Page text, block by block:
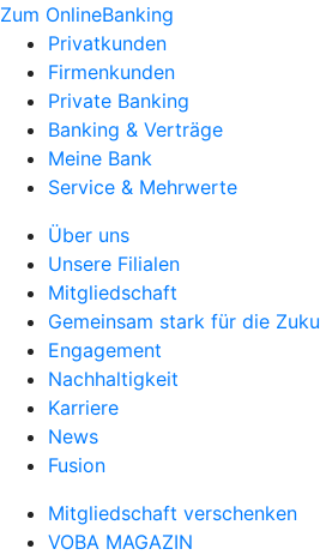
Zum OnlineBanking
Privatkunden
Firmenkunden
Private Banking
Banking & Verträge
Meine Bank
Service & Mehrwerte
Über uns
Unsere Filialen
Mitgliedschaft
Gemeinsam stark für die
Engagement
Nachhaltigkeit
Karriere
News
Fusion
Mitgliedschaft verschenken
VOBA MAGAZIN